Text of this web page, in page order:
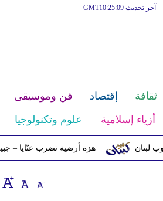
آخر تحديث GMT10:25:09
ثقافة إقتصاد فن وموسيقى
أزياء إسلامية علوم وتكنولوجيا
هزة أرضية تضرب عنّايا – جبيل بقوّة 2.8 درجات على مقياس ريختر